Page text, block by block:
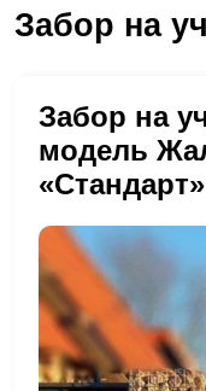
сколько стоит
Забор на
Забор на
модель
«Стандарт»